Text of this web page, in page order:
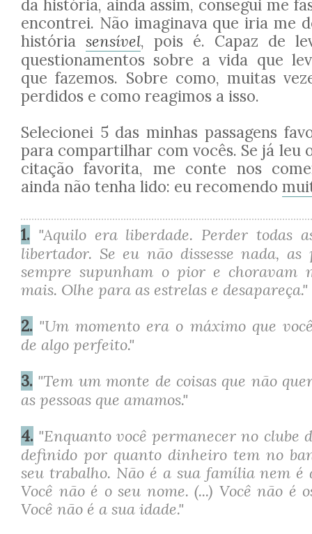
da história, ainda assim, consegui me
encontrei. Não imaginava que iria me
história sensível, pois é. Capaz de
questionamentos sobre a vida que
que fazemos. Sobre como, muitas
perdidos e como reagimos a isso.
Selecionei 5 das minhas passagens
para compartilhar com vocês. Se já leu
citação favorita, me conte nos
ainda não tenha lido: eu recomendo
1. "Aquilo era liberdade. Perder todas
libertador. Se eu não dissesse nada, as
sempre supunham o pior e choravam
mais. Olhe para as estrelas e desapareça."
2. "Um momento era o máximo que
de algo perfeito."
3. "Tem um monte de coisas que não
as pessoas que amamos."
4. "Enquanto você permanecer no clube
definido por quanto dinheiro tem no
seu trabalho. Não é a sua família nem é
Você não é o seu nome. (...) Você não é
Você não é a sua idade."